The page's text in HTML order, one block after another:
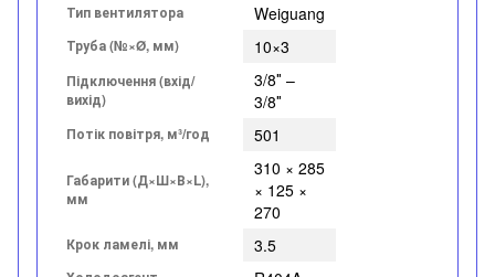
Тип вентилятора Weiguang
Труба (№×Ø, мм) 10×3
Підключення (вхід/
вихід)
3/8″ –
3/8″
Потік повітря, м³/год 501
Габарити (Д×Ш×В×L),
мм
310 × 285
× 125 ×
270
Крок ламелі, мм 3.5